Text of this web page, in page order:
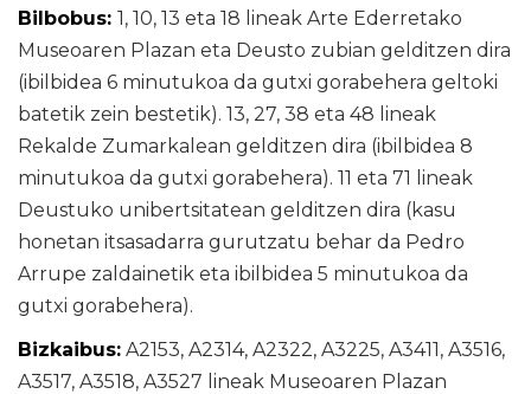
Bilbobus: 1, 10, 13 eta 18 lineak Arte Ederretako
Museoaren Plazan eta Deusto zubian gelditzen dira
(ibilbidea 6 minutukoa da gutxi gorabehera geltoki
batetik zein bestetik). 13, 27, 38 eta 48 lineak
Rekalde Zumarkalean gelditzen dira (ibilbidea 8
minutukoa da gutxi gorabehera). 11 eta 71 lineak
Deustuko unibertsitatean gelditzen dira (kasu
honetan itsasadarra gurutzatu behar da Pedro
Arrupe zaldainetik eta ibilbidea 5 minutukoa da
gutxi gorabehera).
Bizkaibus: A2153, A2314, A2322, A3225, A3411, A3516,
A3517, A3518, A3527 lineak Museoaren Plazan